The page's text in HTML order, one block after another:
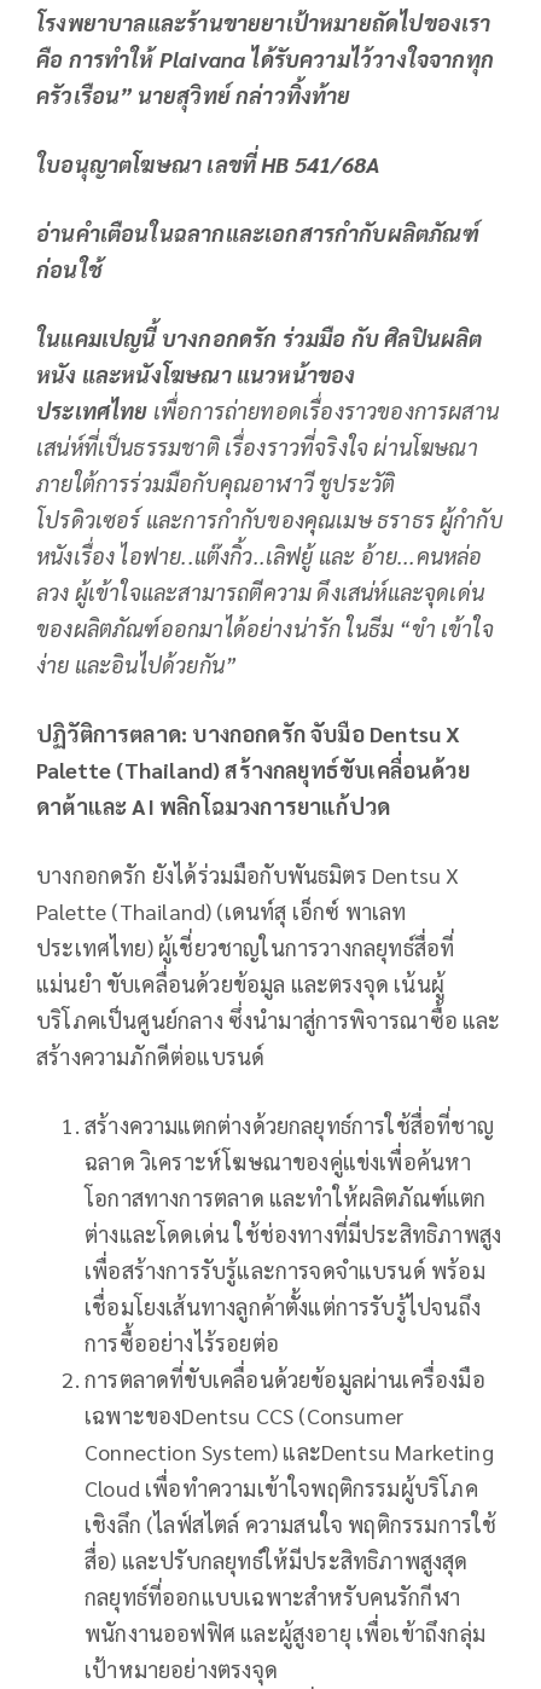
โรงพยาบาลและร้านขายยาเป้าหมายถัดไปของเรา
คือ การทำให้ Plaivana ได้รับความไว้วางใจจากทุก
ครัวเรือน” นายสุวิทย์ กล่าวทิ้งท้าย
ใบอนุญาตโฆษณา เลขที่HB 541/68A
อ่านคำเตือนในฉลากและเอกสารกำกับผลิตภัณฑ์
ก่อนใช้
ในแคมเปญนี้ บางกอกดรัก ร่วมมือ กับ ศิลปินผลิต
หนัง และหนังโฆษณา แนวหน้าของ
ประเทศไทย เพื่อการถ่ายทอดเรื่องราวของการผสาน
เสน่ห์ที่เป็นธรรมชาติ เรื่องราวที่จริงใจ ผ่านโฆษณา
ภายใต้การร่วมมือกับคุณอาฬาวี ชูประวัติ
โปรดิวเซอร์ และการกำกับของคุณเมษ ธราธร ผู้กำกับ
หนังเรื่อง ไอฟาย..แต๊งกิ้ว..เลิฟยู้ และ อ้าย...คนหล่อ
ลวง ผู้เข้าใจและสามารถตีความ ดึงเสน่ห์และจุดเด่น
ของผลิตภัณฑ์ออกมาได้อย่างน่ารัก ในธีม “ขำ เข้าใจ
ง่าย และอินไปด้วยกัน”
ปฏิวัติการตลาด: บางกอกดรัก จับมือDentsu X
Palette (Thailand) สร้างกลยุทธ์ขับเคลื่อนด้วย
ดาต้าและ AI พลิกโฉมวงการยาแก้ปวด
บางกอกดรัก ยังได้ร่วมมือกับพันธมิตร Dentsu X
Palette (Thailand) (เดนท์สุ เอ็กซ์ พาเลท
ประเทศไทย) ผู้เชี่ยวชาญในการวางกลยุทธ์สื่อที่
แม่นยำ ขับเคลื่อนด้วยข้อมูล และตรงจุด เน้นผู้
บริโภคเป็นศูนย์กลาง ซึ่งนำมาสู่การพิจารณาซื้อ และ
สร้างความภักดีต่อแบรนด์
สร้างความแตกต่างด้วยกลยุทธ์การใช้สื่อที่ชาญ
ฉลาด วิเคราะห์โฆษณาของคู่แข่งเพื่อค้นหา
โอกาสทางการตลาด และทำให้ผลิตภัณฑ์แตก
ต่างและโดดเด่น ใช้ช่องทางที่มีประสิทธิภาพสูง
เพื่อสร้างการรับรู้และการจดจำแบรนด์ พร้อม
เชื่อมโยงเส้นทางลูกค้าตั้งแต่การรับรู้ไปจนถึง
การซื้ออย่างไร้รอยต่อ
การตลาดที่ขับเคลื่อนด้วยข้อมูลผ่านเครื่องมือ
เฉพาะของDentsu CCS (Consumer
Connection System) และDentsu Marketing
Cloud เพื่อทำความเข้าใจพฤติกรรมผู้บริโภค
เชิงลึก (ไลฟ์สไตล์ ความสนใจ พฤติกรรมการใช้
สื่อ) และปรับกลยุทธ์ให้มีประสิทธิภาพสูงสุด
กลยุทธ์ที่ออกแบบเฉพาะสำหรับคนรักกีฬา
พนักงานออฟฟิศ และผู้สูงอายุ เพื่อเข้าถึงกลุ่ม
เป้าหมายอย่างตรงจุด